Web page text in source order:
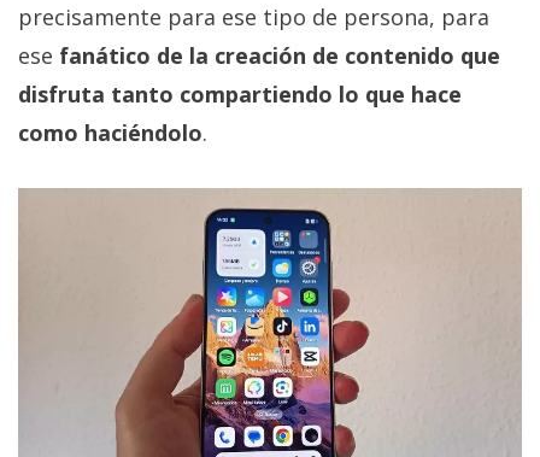
precisamente para ese tipo de persona, para
ese fanático de la creación de contenido que
disfruta tanto compartiendo lo que hace
como haciéndolo.